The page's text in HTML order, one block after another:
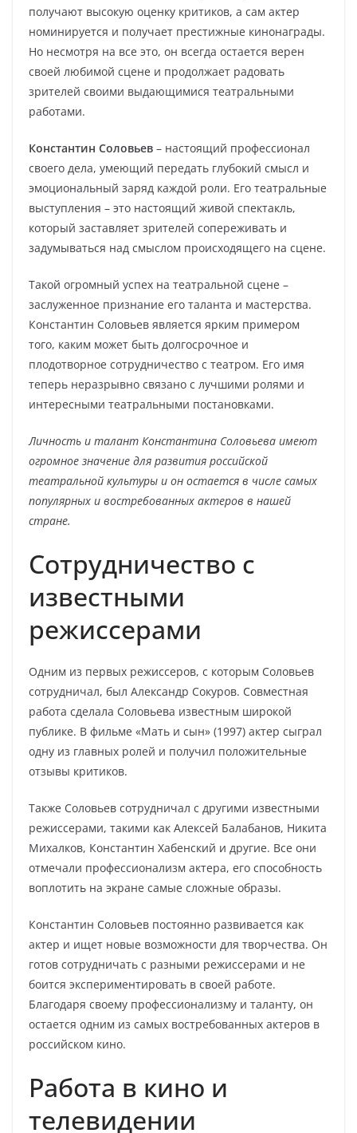
получают высокую оценку критиков, а сам актер
номинируется и получает престижные кинонаграды.
Но несмотря на все это, он всегда остается верен
своей любимой сцене и продолжает радовать
зрителей своими выдающимися театральными
работами.
Константин Соловьев – настоящий профессионал
своего дела, умеющий передать глубокий смысл и
эмоциональный заряд каждой роли. Его театральные
выступления – это настоящий живой спектакль,
который заставляет зрителей сопереживать и
задумываться над смыслом происходящего на сцене.
Такой огромный успех на театральной сцене –
заслуженное признание его таланта и мастерства.
Константин Соловьев является ярким примером
того, каким может быть долгосрочное и
плодотворное сотрудничество с театром. Его имя
теперь неразрывно связано с лучшими ролями и
интересными театральными постановками.
Личность и талант Константина Соловьева имеют
огромное значение для развития российской
театральной культуры и он остается в числе самых
популярных и востребованных актеров в нашей
стране.
Сотрудничество с
известными
режиссерами
Одним из первых режиссеров, с которым Соловьев
сотрудничал, был Александр Сокуров. Совместная
работа сделала Соловьева известным широкой
публике. В фильме «Мать и сын» (1997) актер сыграл
одну из главных ролей и получил положительные
отзывы критиков.
Также Соловьев сотрудничал с другими известными
режиссерами, такими как Алексей Балабанов, Никита
Михалков, Константин Хабенский и другие. Все они
отмечали профессионализм актера, его способность
воплотить на экране самые сложные образы.
Константин Соловьев постоянно развивается как
актер и ищет новые возможности для творчества. Он
готов сотрудничать с разными режиссерами и не
боится экспериментировать в своей работе.
Благодаря своему профессионализму и таланту, он
остается одним из самых востребованных актеров в
российском кино.
Работа в кино и
телевидении